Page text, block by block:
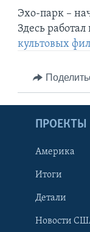
Эхо-парк –
Здесь
культовых
ПРОЕКТЫ
Америка
Итоги
Детали
Новости